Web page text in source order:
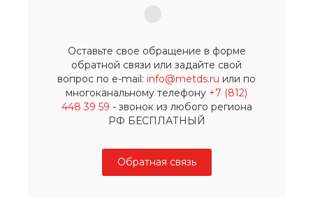
Оставьте свое обращение в форме
обратной связи или задайте свой
вопрос по e-mail: info@metds.ru или по
многоканальному телефону +7 (812)
448 39 59 - звонок из любого региона
РФ БЕСПЛАТНЫЙ
Обратная связь